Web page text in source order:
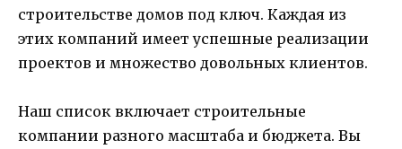
строительстве домов под ключ. Каждая из
этих компаний имеет успешные реализации
проектов и множество довольных клиентов.
Наш список включает строительные
компании разного масштаба и бюджета. Вы